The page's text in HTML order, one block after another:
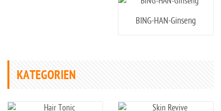
BING-HAN-Ginseng
KATEGORIEN